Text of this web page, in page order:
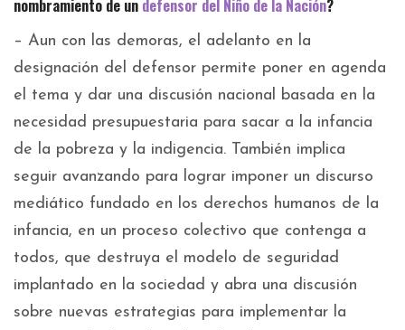
nombramiento de un defensor del Niño de la Nación?
– Aun con las demoras, el adelanto en la
designación del defensor permite poner en agenda
el tema y dar una discusión nacional basada en la
necesidad presupuestaria para sacar a la infancia
de la pobreza y la indigencia. También implica
seguir avanzando para lograr imponer un discurso
mediático fundado en los derechos humanos de la
infancia, en un proceso colectivo que contenga a
todos, que destruya el modelo de seguridad
implantado en la sociedad y abra una discusión
sobre nuevas estrategias para implementar la